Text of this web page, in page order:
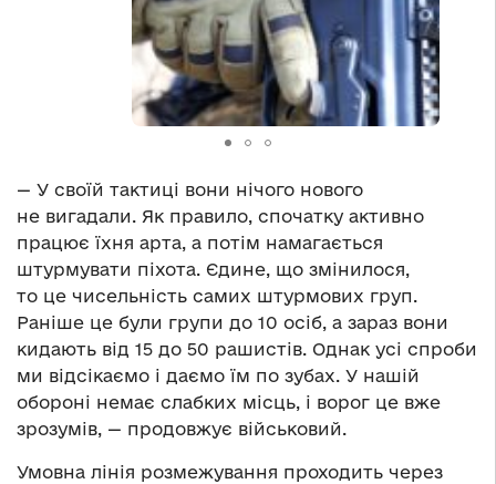
— У своїй тактиці вони нічого нового
не вигадали. Як правило, спочатку активно
працює їхня арта, а потім намагається
штурмувати піхота. Єдине, що змінилося,
то це чисельність самих штурмових груп.
Раніше це були групи до 10 осіб, а зараз вони
кидають від 15 до 50 рашистів. Однак усі спроби
ми відсікаємо і даємо їм по зубах. У нашій
обороні немає слабких місць, і ворог це вже
зрозумів, — продовжує військовий.
Умовна лінія розмежування проходить через